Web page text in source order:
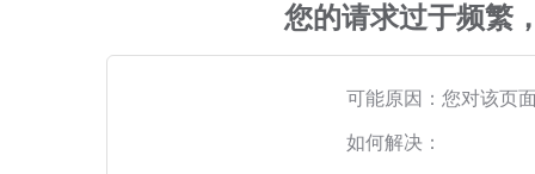
您的请求过于频繁
可能原因：您对该页
如何解决：